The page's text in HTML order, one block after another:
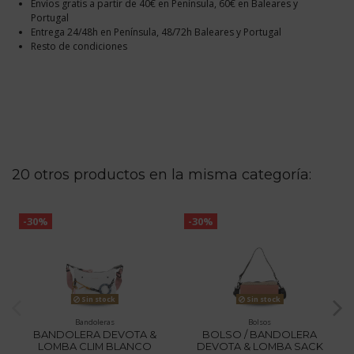
Envíos gratis a partir de 40€ en Península, 60€ en Baleares y
Portugal
Entrega 24/48h en Península, 48/72h Baleares y Portugal
Resto de condiciones
20 otros productos en la misma categoría:
-30%
Sin stock
Bandoleras
BANDOLERA DEVOTA &
LOMBA CLIM BLANCO
-30%
Sin stock
Bolsos
BOLSO / BANDOLERA
DEVOTA & LOMBA SACK